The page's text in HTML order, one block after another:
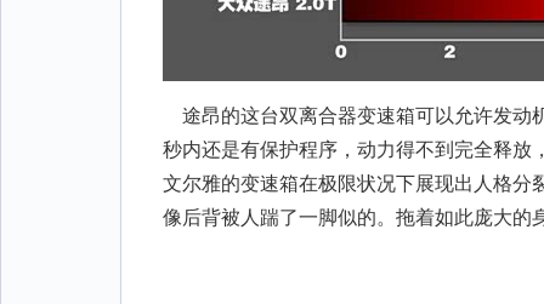
途昂的这台双离合器变速箱可以允许发动
秒内还是有保护程序，动力得不到完全释放
文尔雅的变速箱在极限状况下展现出人格分
像后背被人踹了一脚似的。拖着如此庞大的